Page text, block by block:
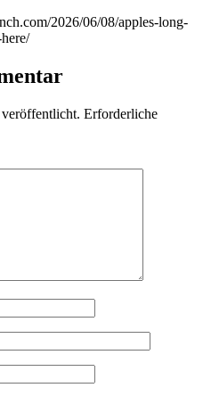
2026/06/08/apples-long-
Erforderliche